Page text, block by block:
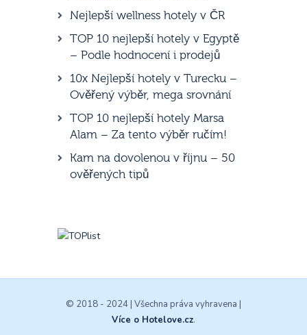
Nejlepší wellness hotely v ČR
TOP 10 nejlepší hotely v Egyptě
– Podle hodnocení i prodejů
10x Nejlepší hotely v Turecku –
Ověřený výběr, mega srovnání
TOP 10 nejlepší hotely Marsa
Alam – Za tento výběr ručím!
Kam na dovolenou v říjnu – 50
ověřených tipů
© 2018 - 2024 | Všechna práva vyhravena |
Více o Hotelove.cz.